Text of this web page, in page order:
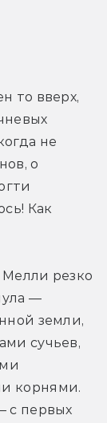
то вверх,
не
о
Как
резко
—
земли,
сучьев,
корнями.
с первых